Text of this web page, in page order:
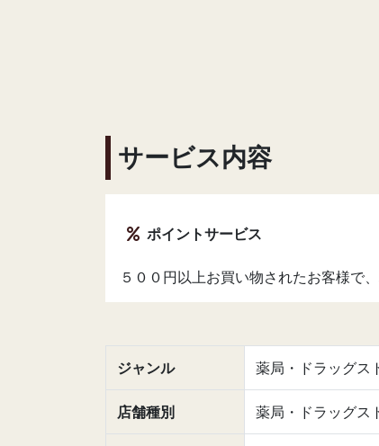
サービス内容
ポイントサービス
５００円以上お買い物されたお客様で
ジャンル 薬局・ドラッグス
店舗種別 薬局・ドラッグス